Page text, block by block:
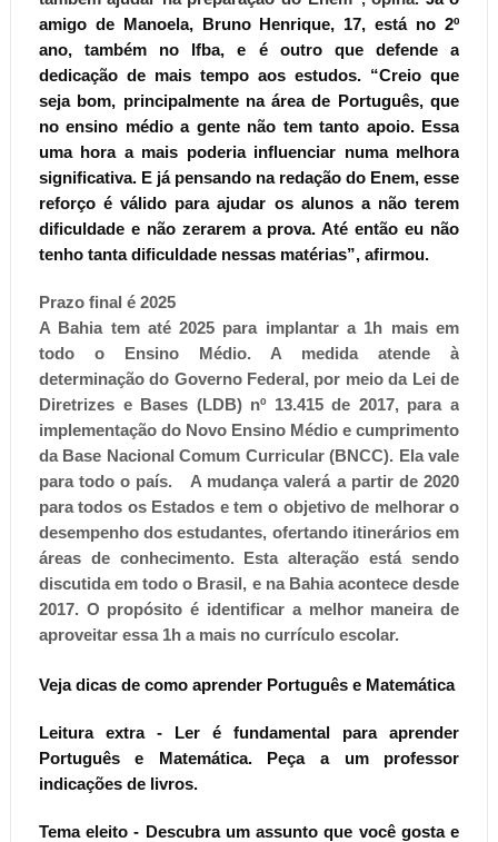
amigo de Manoela, Bruno Henrique, 17, está no 2º
ano, também no Ifba, e é outro que defende a
dedicação de mais tempo aos estudos. “Creio que
seja bom, principalmente na área de Português, que
no ensino médio a gente não tem tanto apoio. Essa
uma hora a mais poderia influenciar numa melhora
significativa. E já pensando na redação do Enem, esse
reforço é válido para ajudar os alunos a não terem
dificuldade e não zerarem a prova. Até então eu não
tenho tanta dificuldade nessas matérias”, afirmou.
Prazo final é 2025
A Bahia tem até 2025 para implantar a 1h mais em
todo o Ensino Médio. A medida atende à
determinação do Governo Federal, por meio da Lei de
Diretrizes e Bases (LDB) nº 13.415 de 2017, para a
implementação do Novo Ensino Médio e cumprimento
da Base Nacional Comum Curricular (BNCC). Ela vale
para todo o país. A mudança valerá a partir de 2020
para todos os Estados e tem o objetivo de melhorar o
desempenho dos estudantes, ofertando itinerários em
áreas de conhecimento. Esta alteração está sendo
discutida em todo o Brasil, e na Bahia acontece desde
2017. O propósito é identificar a melhor maneira de
aproveitar essa 1h a mais no currículo escolar.
Veja dicas de como aprender Português e Matemática
Leitura extra- Ler é fundamental para aprender
Português e Matemática. Peça a um professor
indicações de livros.
Tema eleito - Descubra um assunto que você gosta e